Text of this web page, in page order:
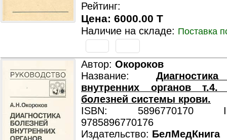
Рейтинг:
Цена: 6000.00 T
Наличие на складе: Поставка
Автор: Окороков
Название:
внутренних органов т.4.
болезней системы крови.
ISBN: 5896770170
9785896770176
Издательство: БелМедКнига